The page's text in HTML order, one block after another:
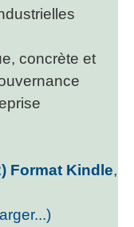
concrète et
Format Kindle,